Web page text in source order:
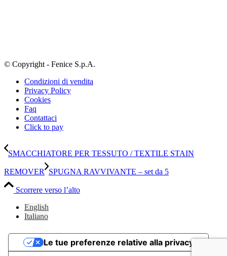
© Copyright - Fenice S.p.A.
Condizioni di vendita
Privacy Policy
Cookies
Faq
Contattaci
Click to pay
SMACCHIATORE PER TESSUTO / TEXTILE STAIN
REMOVER SPUGNA RAVVIVANTE – set da 5
Scorrere verso l’alto
English
Italiano
Le tue preferenze relative alla privacy